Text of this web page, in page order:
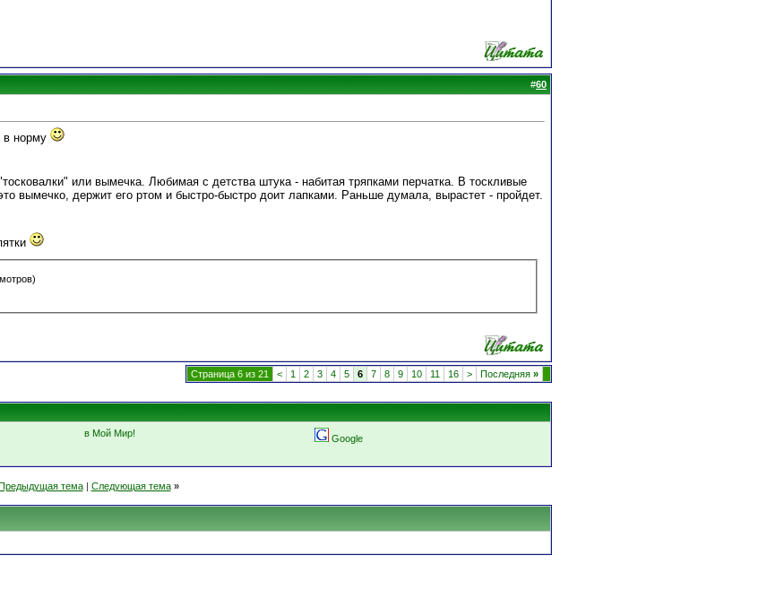
#60
в норму
или вымечка. Любимая с детства штука - набитая тряпками перчатка. В тоскливые
вымечко, держит его ртом и быстро-быстро доит лапками. Раньше думала, вырастет - пройдет.
Страница 6 из 21 < 1 2 3 4 5 6 7 8 9 10 11 16 > Последняя »
в Мой Мир!
Google
тема| Следующая тема »